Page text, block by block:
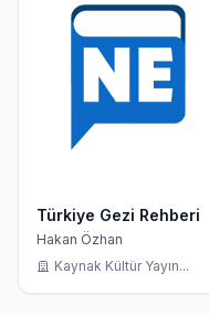
Türkiye Gezi Rehberi
Hakan Özhan
Kaynak Kültür Yayın...